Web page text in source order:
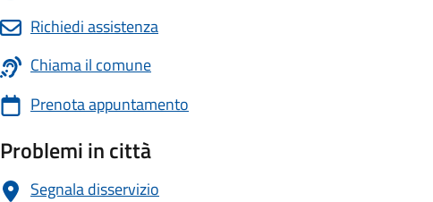
Richiedi assistenza
Chiama il comune
Prenota appuntamento
Problemi in città
Segnala disservizio